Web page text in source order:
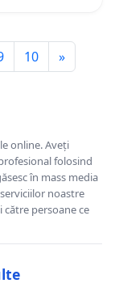
10 »
online. Aveți
folosind
în mass media
noastre
persoane ce